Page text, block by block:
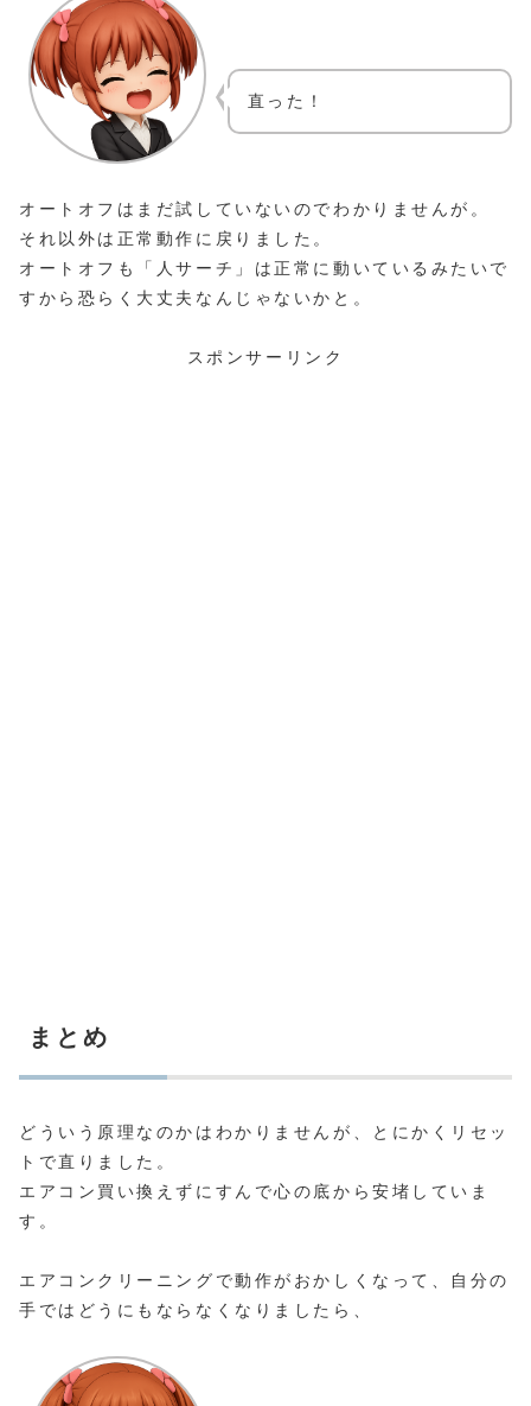
直った！
オートオフはまだ試していないのでわかりませんが。
それ以外は正常動作に戻りました。
オートオフも「人サーチ」は正常に動いているみたいで
すから恐らく大丈夫なんじゃないかと。
スポンサーリンク
まとめ
どういう原理なのかはわかりませんが、とにかくリセッ
トで直りました。
エアコン買い換えずにすんで心の底から安堵していま
す。
エアコンクリーニングで動作がおかしくなって、自分の
手ではどうにもならなくなりましたら、